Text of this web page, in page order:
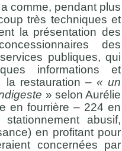
comme, pendant plus
très techniques et
la présentation des
des
publiques, qui
informations et
restauration – « un
» selon Aurélie
en fourrière – 224 en
abusif,
en profitant pour
concernées par